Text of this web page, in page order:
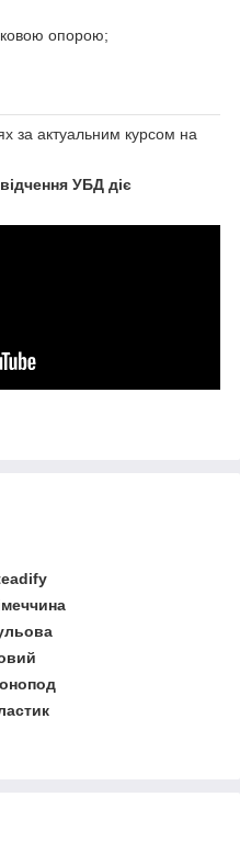
опорою;
за актуальним курсом на
УБД діє